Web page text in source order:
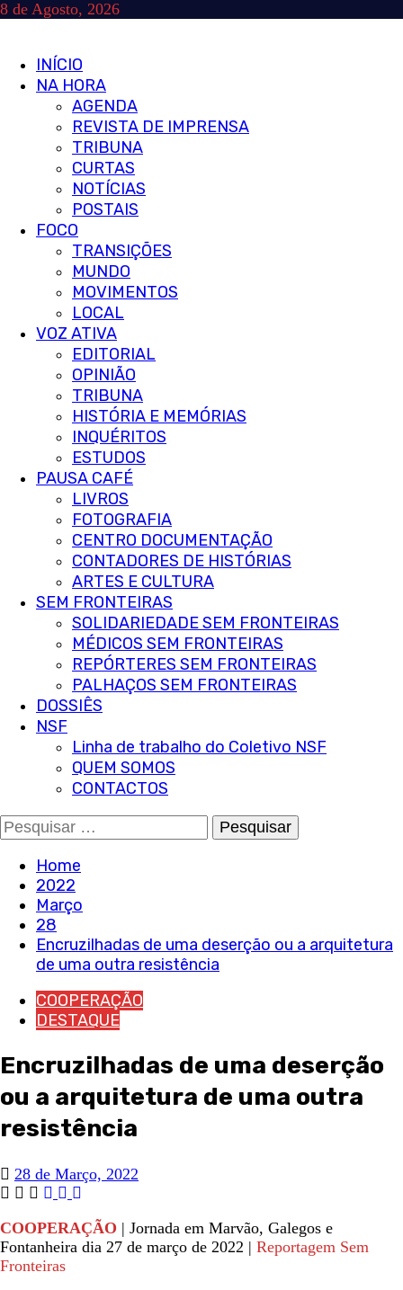
Skip
8 de Agosto, 2026
Primary
Menu
INÍCIO
NA HORA
AGENDA
REVISTA DE IMPRENSA
TRIBUNA
CURTAS
NOTÍCIAS
POSTAIS
FOCO
TRANSIÇÕES
MUNDO
MOVIMENTOS
LOCAL
VOZ ATIVA
EDITORIAL
OPINIÃO
TRIBUNA
HISTÓRIA E MEMÓRIAS
INQUÉRITOS
ESTUDOS
PAUSA CAFÉ
LIVROS
FOTOGRAFIA
CENTRO DOCUMENTAÇÃO
CONTADORES DE HISTÓRIAS
ARTES E CULTURA
SEM FRONTEIRAS
SOLIDARIEDADE SEM FRONTEIRAS
MÉDICOS SEM FRONTEIRAS
REPÓRTERES SEM FRONTEIRAS
PALHAÇOS SEM FRONTEIRAS
DOSSIÊS
NSF
Linha de trabalho do Coletivo NSF
QUEM SOMOS
CONTACTOS
Pesquisar
por:
Home
2022
Março
28
Encruzilhadas de uma deserção ou a arquitetura
de uma outra resistência
COOPERAÇÃO
DESTAQUE
Encruzilhadas de uma deserção
ou a arquitetura de uma outra
resistência
28 de Março, 2022
COOPERAÇÃO | Jornada em Marvão, Galegos e
Fontanheira dia 27 de março de 2022 | Reportagem Sem
Fronteiras